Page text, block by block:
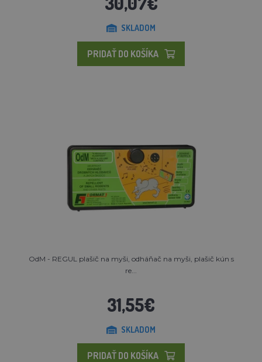
SKLADOM
PRIDAŤ DO KOŠÍKA
OdM - REGUL plašič na myši, odháňač na myši, plašič kún s
re...
31,55€
SKLADOM
PRIDAŤ DO KOŠÍKA